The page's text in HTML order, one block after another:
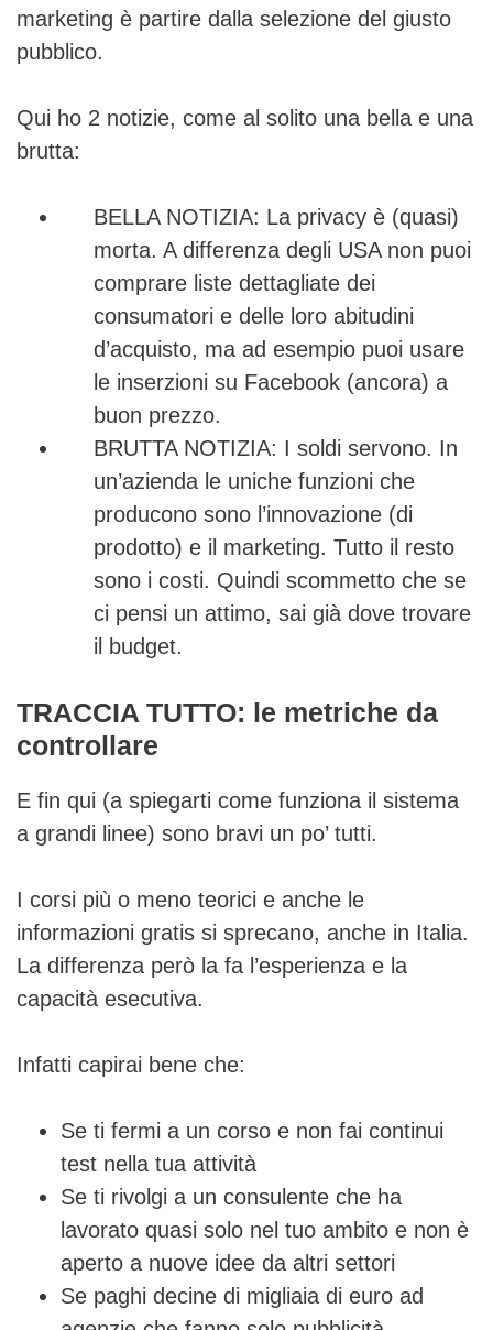
marketing è partire dalla selezione del giusto
pubblico.
Qui ho 2 notizie, come al solito una bella e una
brutta:
BELLA NOTIZIA: La privacy è (quasi)
morta. A differenza degli USA non puoi
comprare liste dettagliate dei
consumatori e delle loro abitudini
d’acquisto, ma ad esempio puoi usare
le inserzioni su Facebook (ancora) a
buon prezzo.
BRUTTA NOTIZIA: I soldi servono. In
un’azienda le uniche funzioni che
producono sono l’innovazione (di
prodotto) e il marketing. Tutto il resto
sono i costi. Quindi scommetto che se
ci pensi un attimo, sai già dove trovare
il budget.
TRACCIA TUTTO: le metriche da
controllare
E fin qui (a spiegarti come funziona il sistema
a grandi linee) sono bravi un po’ tutti.
I corsi più o meno teorici e anche le
informazioni gratis si sprecano, anche in Italia.
La differenza però la fa l’esperienza e la
capacità esecutiva.
Infatti capirai bene che:
Se ti fermi a un corso e non fai continui
test nella tua attività
Se ti rivolgi a un consulente che ha
lavorato quasi solo nel tuo ambito e non è
aperto a nuove idee da altri settori
Se paghi decine di migliaia di euro ad